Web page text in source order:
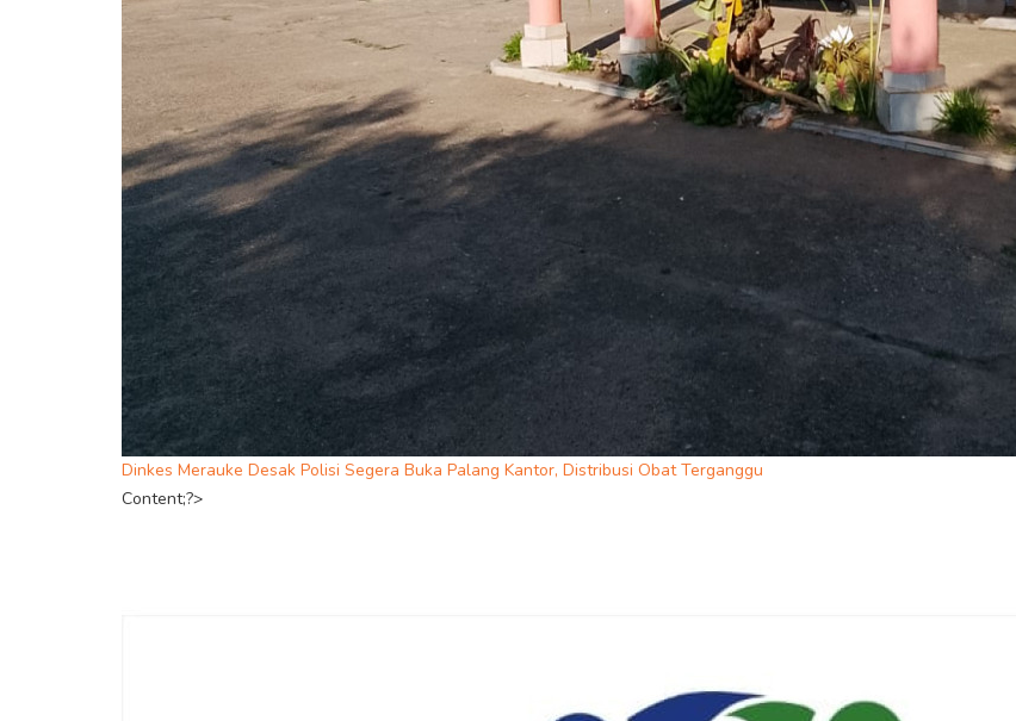
Dinkes Merauke Desak Polisi Segera Buka Palang Kantor, Distribusi Obat Terganggu
Content;?>